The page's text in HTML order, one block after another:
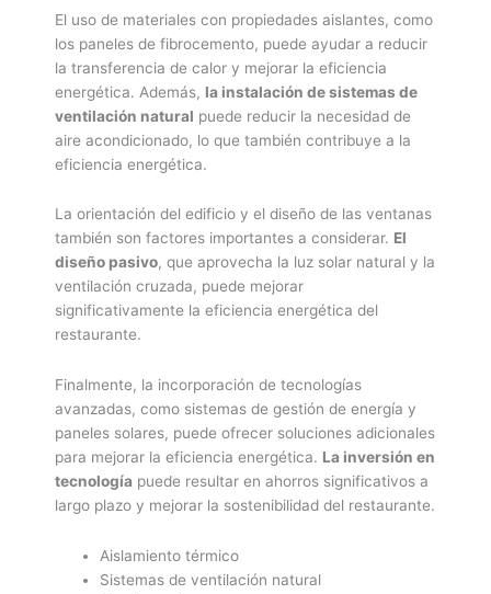
El uso de materiales con propiedades aislantes, como
los paneles de fibrocemento, puede ayudar a reducir
la transferencia de calor y mejorar la eficiencia
energética. Además, la instalación de sistemas de
ventilación natural puede reducir la necesidad de
aire acondicionado, lo que también contribuye a la
eficiencia energética.
La orientación del edificio y el diseño de las ventanas
también son factores importantes a considerar. El
diseño pasivo, que aprovecha la luz solar natural y la
ventilación cruzada, puede mejorar
significativamente la eficiencia energética del
restaurante.
Finalmente, la incorporación de tecnologías
avanzadas, como sistemas de gestión de energía y
paneles solares, puede ofrecer soluciones adicionales
para mejorar la eficiencia energética. La inversión en
tecnología puede resultar en ahorros significativos a
largo plazo y mejorar la sostenibilidad del restaurante.
Aislamiento térmico
Sistemas de ventilación natural